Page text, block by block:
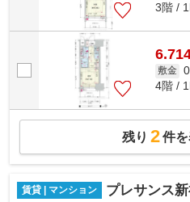
3階 /
敷金
4階 /
残り 2件
賃貸 | マンション プレサンス